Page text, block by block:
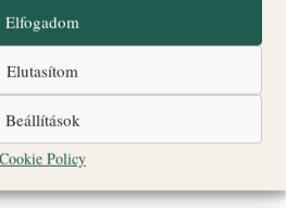
Elfogadom
Elutasítom
Beállítások
Cookie Policy
liturgikus események
miatt változhatnak.
idegen nyelvű csoportok
bejelentkezéshez kötött;